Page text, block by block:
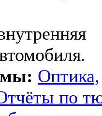
Оптика,
по